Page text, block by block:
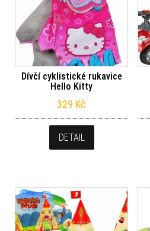
Dívčí cyklistické rukavice
Hello Kitty
329 Kč
DETAIL